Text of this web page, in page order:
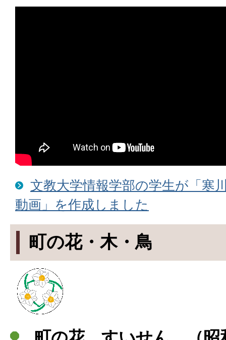
文教大学情報学部の学生が「寒
動画」を作成しました
町の花・木・鳥